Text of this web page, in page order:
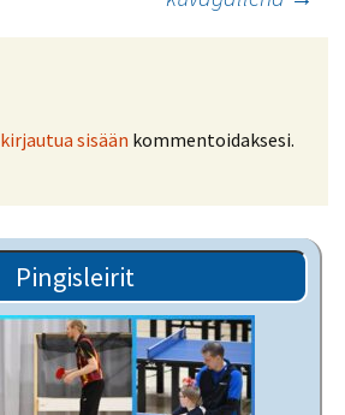
kirjautua sisään kommentoidaksesi.
Pingisleirit